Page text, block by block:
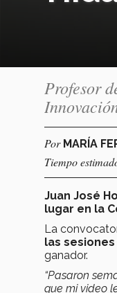
Profesor
Por MARÍA
Tiempo
Juan José
lugar en la
La
las
ganador.
“Pasaron
que mi video